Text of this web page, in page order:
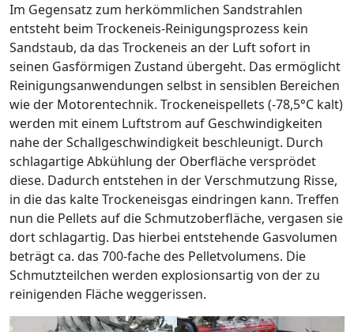
Im Gegensatz zum herkömmlichen Sandstrahlen
entsteht beim Trockeneis-Reinigungsprozess kein
Sandstaub, da das Trockeneis an der Luft sofort in
seinen Gasförmigen Zustand übergeht. Das ermöglicht
Reinigungsanwendungen selbst in sensiblen Bereichen
wie der Motorentechnik. Trockeneispellets (-78,5°C kalt)
werden mit einem Luftstrom auf Geschwindigkeiten
nahe der Schallgeschwindigkeit beschleunigt. Durch
schlagartige Abkühlung der Oberfläche versprödet
diese. Dadurch entstehen in der Verschmutzung Risse,
in die das kalte Trockeneisgas eindringen kann. Treffen
nun die Pellets auf die Schmutzoberfläche, vergasen sie
dort schlagartig. Das hierbei entstehende Gasvolumen
beträgt ca. das 700-fache des Pelletvolumens. Die
Schmutzteilchen werden explosionsartig von der zu
reinigenden Fläche weggerissen.